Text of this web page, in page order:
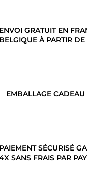
ENVOI GRATUIT EN
BELGIQUE À PARTIR
EMBALLAGE CADEAU
PAIEMENT SÉCURISÉ
SANS FRAIS PAR